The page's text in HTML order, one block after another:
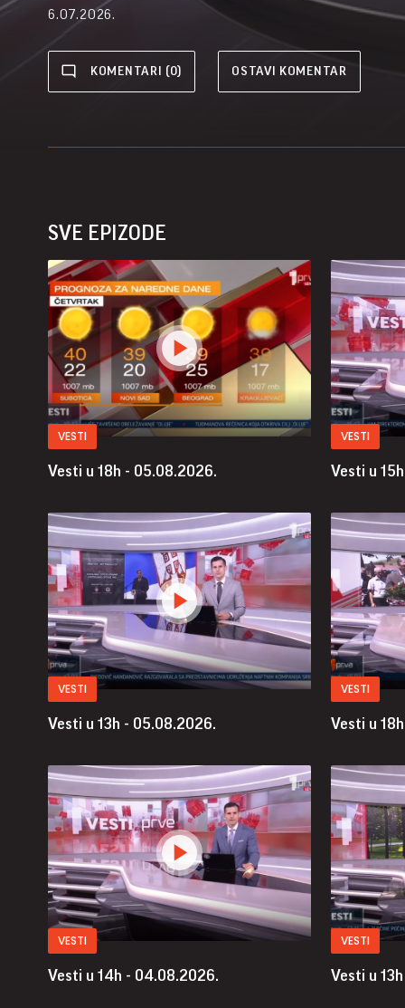
6.07.2026.
KOMENTARI (0) OSTAVI KOMENTAR
SVE EPIZODE
VESTI
Vesti u 18h - 05.08.2026.
VESTI
Vesti u
VESTI
Vesti u 13h - 05.08.2026.
VESTI
Vesti u
VESTI
Vesti u 14h - 04.08.2026.
VESTI
Vesti u